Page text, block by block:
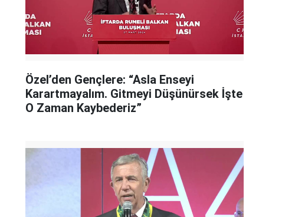
Özel’den Gençlere: “Asla Enseyi
Karartmayalım. Gitmeyi Düşünürsek İşte
O Zaman Kaybederiz”